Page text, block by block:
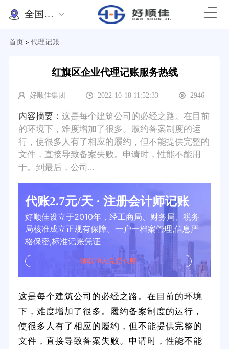
全国办理
首页 > 代理记账
红旗区企业代理记账服务热线
好顺佳集团 2022-10-18 11:52:33 2946
内容摘要： 这是每个建筑公司的必经之路。在目前
的环境下，难度增加了很多。履约备案制度的运
行，使很多人有了相应的履约，但不能提供完整的
文件，直接导致备案失败。申请时，性能不能用
于。到最后，公司...
代账2.7元/天 · 注册会计师记账
好顺佳设立于2010年，经工商局、财务局、税务
局核准成立正规有保障。一户一档案管理,信息严
格保密,标准记账凭证
领取30天免费代账
这是每个建筑公司的必经之路。在目前的环境
下，难度增加了很多。履约备案制度的运行，
使很多人有了相应的履约，但不能提供完整的
文件，直接导致备案失败。申请时，性能不能